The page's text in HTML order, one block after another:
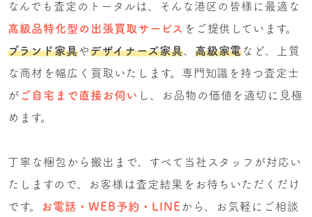
なんでも査定のトータルは、そんな港区の皆様に最適な
高級品特化型の出張買取サービス をご提供しています。
ブランド家具やデザイナーズ家具、 高級家電など、上質
な商材を幅広く買取いたします。専門知識を持つ査定士
が ご自宅まで直接お伺い し、お品物の価値を適切に見極
めます。
丁寧な梱包から搬出まで、すべて当社スタッフが対応い
たしますので、お客様は査定結果をお待ちいただくだけ
です。
お電話・WEB予約・LINE から、お気軽にご相談